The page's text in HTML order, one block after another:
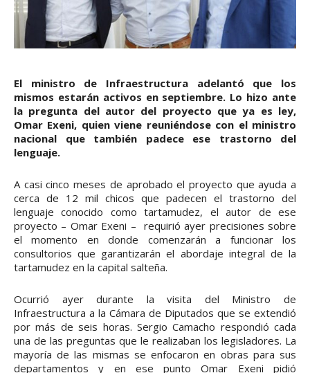
El ministro de Infraestructura adelantó que los
mismos estarán activos en septiembre. Lo hizo ante
la pregunta del autor del proyecto que ya es ley,
Omar Exeni, quien viene reuniéndose con el ministro
nacional que también padece ese trastorno del
lenguaje.
A casi cinco meses de aprobado el proyecto que ayuda a
cerca de 12 mil chicos que padecen el trastorno del
lenguaje conocido como tartamudez, el autor de ese
proyecto – Omar Exeni – requirió ayer precisiones sobre
el momento en donde comenzarán a funcionar los
consultorios que garantizarán el abordaje integral de la
tartamudez en la capital salteña.
Ocurrió ayer durante la visita del Ministro de
Infraestructura a la Cámara de Diputados que se extendió
por más de seis horas. Sergio Camacho respondió cada
una de las preguntas que le realizaban los legisladores. La
mayoría de las mismas se enfocaron en obras para sus
departamentos y en ese punto Omar Exeni pidió